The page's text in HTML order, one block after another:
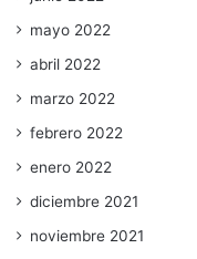
mayo 2022
abril 2022
marzo 2022
febrero 2022
enero 2022
diciembre 2021
noviembre 2021